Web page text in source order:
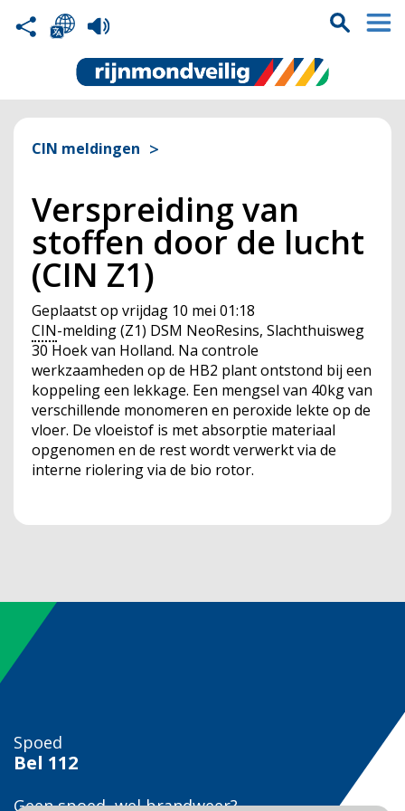
CIN meldingen
Verspreiding van
stoffen door de lucht
(CIN Z1)
Geplaatst op vrijdag 10 mei 01:18
CIN-melding (Z1) DSM NeoResins, Slachthuisweg
30 Hoek van Holland. Na controle
werkzaamheden op de HB2 plant ontstond bij een
koppeling een lekkage. Een mengsel van 40kg van
verschillende monomeren en peroxide lekte op de
vloer. De vloeistof is met absorptie materiaal
opgenomen en de rest wordt verwerkt via de
interne riolering via de bio rotor.
Spoed
Bel 112
Geen spoed, wel brandweer?